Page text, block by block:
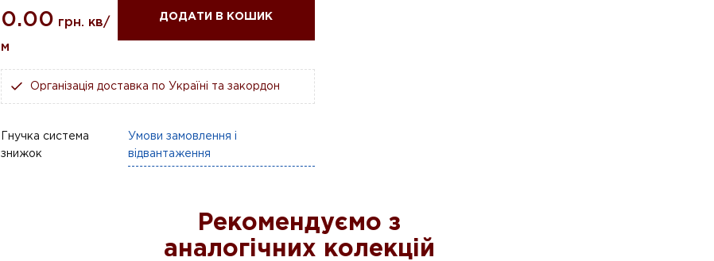
0.00 грн. кв/
м
ДОДАТИ В КОШИК
Організація доставка по Україні та закордон
Гнучка система
знижок
Умови замовлення і
відвантаження
Рекомендуємо з
аналогічних колекцій